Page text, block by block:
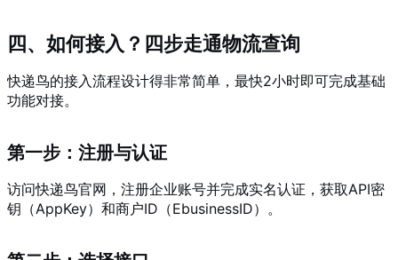
四、如何接入？四步走通物流查询
快递鸟的接入流程设计得非常简单，最快2小时即可完成基础
功能对接。
第一步：注册与认证
访问快递鸟官网，注册企业账号并完成实名认证，获取API密
钥（AppKey）和商户ID（EbusinessID）。